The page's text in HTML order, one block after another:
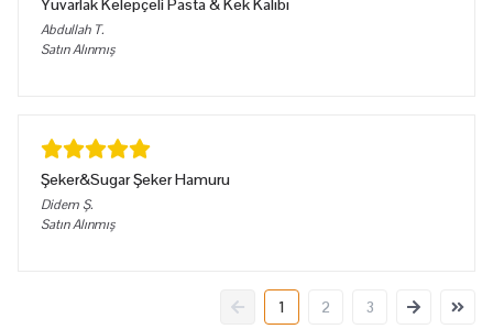
Yuvarlak Kelepçeli Pasta & Kek Kalıbı
Abdullah T.
Satın Alınmış
Şeker&Sugar Şeker Hamuru
Didem Ş.
Satın Alınmış
1 2 3